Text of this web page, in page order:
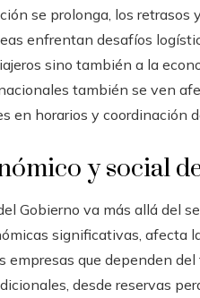
se prolonga, los
enfrentan desafíos
sino también a la
también se ven
en horarios y coordinación
y social
Gobierno va más allá del
significativas, afecta
empresas que dependen
desde reservas